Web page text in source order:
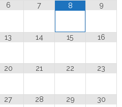
6 7 8 9
13 14 15 16
20 21 22 23
27 28 29 30